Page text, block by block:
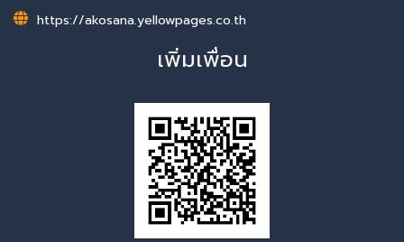
https://akosana.yellowpages.co.th
เพิ่มเพื่อน